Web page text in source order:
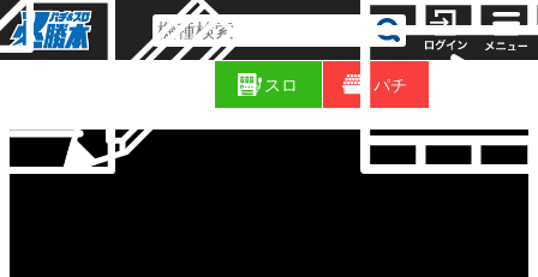
コ
ラ
ム
スロ パチ